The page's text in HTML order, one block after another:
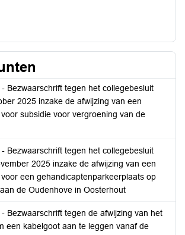
Bezwaarschrift tegen het collegebesluit
2025 inzake de afwijzing van een
subsidie voor vergroening van de
Bezwaarschrift tegen het collegebesluit
2025 inzake de afwijzing van een
een gehandicaptenparkeerplaats op
de Oudenhove in Oosterhout
Bezwaarschrift tegen de afwijzing van het
een kabelgoot aan te leggen vanaf de